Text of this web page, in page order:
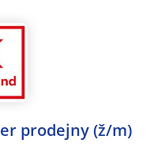
prodejny (ž/m)